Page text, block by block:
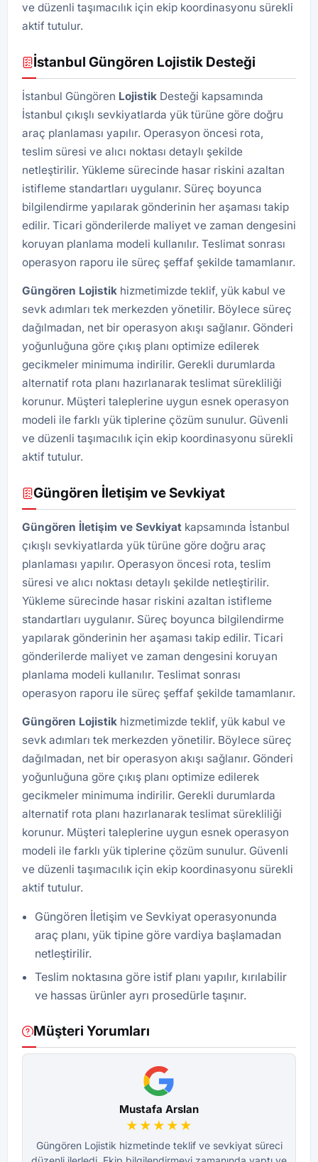
ve düzenli taşımacılık için ekip koordinasyonu sürekli
aktif tutulur.
İstanbul Güngören Lojistik Desteği
İstanbul Güngören Lojistik Desteği kapsamında
İstanbul çıkışlı sevkiyatlarda yük türüne göre doğru
araç planlaması yapılır. Operasyon öncesi rota,
teslim süresi ve alıcı noktası detaylı şekilde
netleştirilir. Yükleme sürecinde hasar riskini azaltan
istifleme standartları uygulanır. Süreç boyunca
bilgilendirme yapılarak gönderinin her aşaması takip
edilir. Ticari gönderilerde maliyet ve zaman dengesini
koruyan planlama modeli kullanılır. Teslimat sonrası
operasyon raporu ile süreç şeffaf şekilde tamamlanır.
Güngören Lojistik hizmetimizde teklif, yük kabul ve
sevk adımları tek merkezden yönetilir. Böylece süreç
dağılmadan, net bir operasyon akışı sağlanır. Gönderi
yoğunluğuna göre çıkış planı optimize edilerek
gecikmeler minimuma indirilir. Gerekli durumlarda
alternatif rota planı hazırlanarak teslimat sürekliliği
korunur. Müşteri taleplerine uygun esnek operasyon
modeli ile farklı yük tiplerine çözüm sunulur. Güvenli
ve düzenli taşımacılık için ekip koordinasyonu sürekli
aktif tutulur.
Güngören İletişim ve Sevkiyat
Güngören İletişim ve Sevkiyat kapsamında İstanbul
çıkışlı sevkiyatlarda yük türüne göre doğru araç
planlaması yapılır. Operasyon öncesi rota, teslim
süresi ve alıcı noktası detaylı şekilde netleştirilir.
Yükleme sürecinde hasar riskini azaltan istifleme
standartları uygulanır. Süreç boyunca bilgilendirme
yapılarak gönderinin her aşaması takip edilir. Ticari
gönderilerde maliyet ve zaman dengesini koruyan
planlama modeli kullanılır. Teslimat sonrası
operasyon raporu ile süreç şeffaf şekilde tamamlanır.
Güngören Lojistik hizmetimizde teklif, yük kabul ve
sevk adımları tek merkezden yönetilir. Böylece süreç
dağılmadan, net bir operasyon akışı sağlanır. Gönderi
yoğunluğuna göre çıkış planı optimize edilerek
gecikmeler minimuma indirilir. Gerekli durumlarda
alternatif rota planı hazırlanarak teslimat sürekliliği
korunur. Müşteri taleplerine uygun esnek operasyon
modeli ile farklı yük tiplerine çözüm sunulur. Güvenli
ve düzenli taşımacılık için ekip koordinasyonu sürekli
aktif tutulur.
Güngören İletişim ve Sevkiyat operasyonunda
araç planı, yük tipine göre vardiya başlamadan
netleştirilir.
Teslim noktasına göre istif planı yapılır, kırılabilir
ve hassas ürünler ayrı prosedürle taşınır.
Müşteri Yorumları
Mustafa Arslan
★★★★★
Güngören Lojistik hizmetinde teklif ve sevkiyat süreci